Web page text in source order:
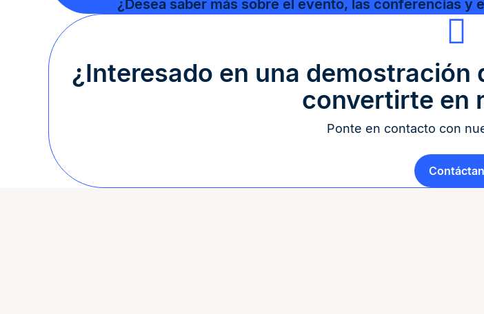
¿Desea saber más sobre el evento, las conferencias y
¿Interesado en una
convertirte en
Ponte en contacto con